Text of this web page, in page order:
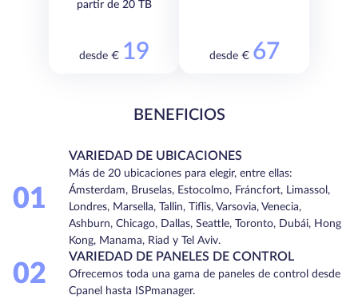
partir de 20 TB
desde € 19 desde € 67
BENEFICIOS
01
VARIEDAD DE UBICACIONES
Más de 20 ubicaciones para elegir, entre ellas:
Ámsterdam, Bruselas, Estocolmo, Fráncfort, Limassol,
Londres, Marsella, Tallin, Tiflis, Varsovia, Venecia,
Ashburn, Chicago, Dallas, Seattle, Toronto, Dubái, Hong
Kong, Manama, Riad y Tel Aviv.
02
VARIEDAD DE PANELES DE CONTROL
Ofrecemos toda una gama de paneles de control desde
Cpanel hasta ISPmanager.